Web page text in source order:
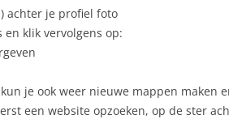
achter je profiel foto
en klik vervolgens op:
je ook weer nieuwe mappen maken
een website opzoeken, op de ster